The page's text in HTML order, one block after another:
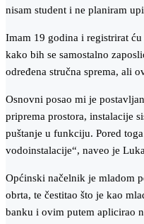
nisam student i ne planiram
Imam 19 godina i registrirat
kako bih se samostalno
određena stručna sprema, ali
Osnovni posao mi je
priprema prostora, instalacije
puštanje u funkciju. Pored
vodoinstalacije“, naveo je
Općinski načelnik je mladom
obrta, te čestitao što je kao
banku i ovim putem aplicirao